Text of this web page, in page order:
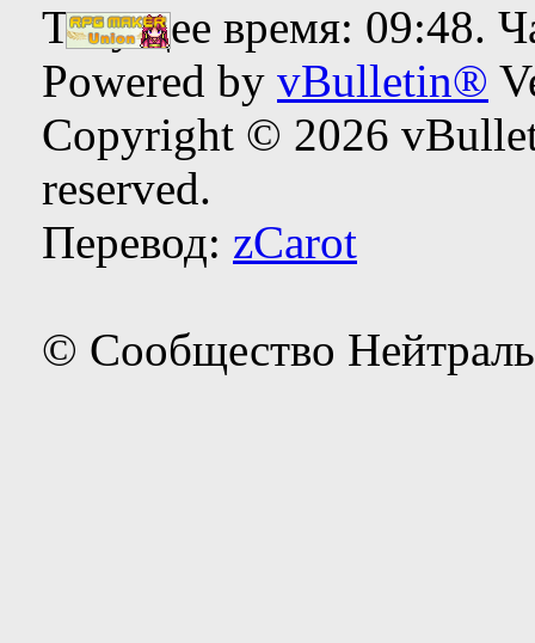
Текущее время: 09:48.
Powered by vBulletin®
Copyright © 2026
reserved.
Перевод: zCarot
© Сообщество